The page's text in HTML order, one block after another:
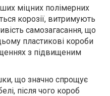
міцних полімерних
корозії, витримують
самозагасання, що
пластикові короби
з підвищеним
що значно спрощує
після чого короб